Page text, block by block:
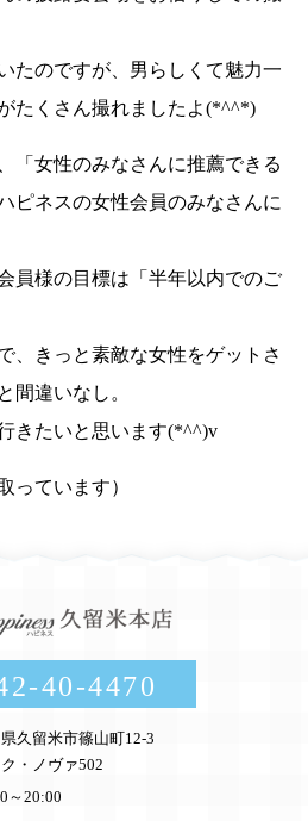
たのですが、 男らしくて魅力一
たくさん撮れましたよ(*^^*)
「女性のみなさんに推薦できる
ピネスの女性会員のみなさんに
員様の目標は 「半年以内でのご
、きっと素敵な女性をゲットさ
間違いなし。
きたいと思います(*^^)v
っています）
40-4470
久留米市篠山町12-3
・ノヴァ502
～20:00